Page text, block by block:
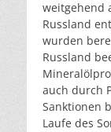
weitgehend
Russland
wurden
Russland
auch durch
Sanktionen
Laufe des